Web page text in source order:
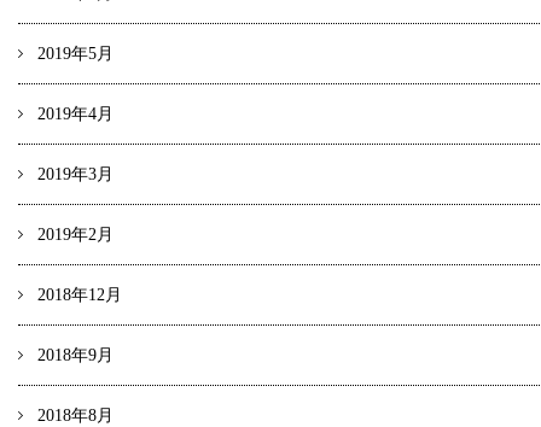
2019年5月
2019年4月
2019年3月
2019年2月
2018年12月
2018年9月
2018年8月